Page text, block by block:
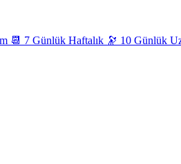
📆 7 Günlük Haftalık 🔭 10 Günlük